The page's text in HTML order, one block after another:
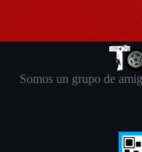
Somos un grupo de